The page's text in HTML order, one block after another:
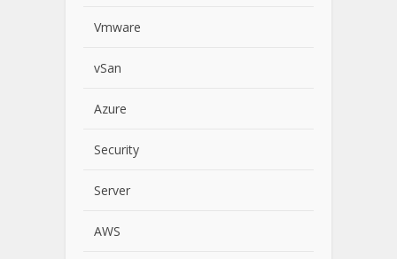
Vmware
vSan
Azure
Security
Server
AWS